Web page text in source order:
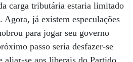
carga tributária estaria limitado
Agora, já existem especulações
para jogar seu governo
passo seria desfazer-se
aliar-se aos liberais do Partido